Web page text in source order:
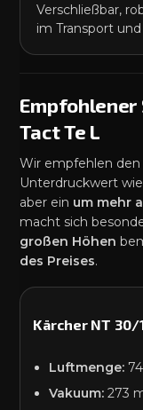
Verschließbar,
im Transport
Empfohlener
Tact Te L
Wir empfehlen den
Unterdruckwert
aber ein um mehr
macht sich
großen Höhen
des Preises.
Kärcher NT 30/
Luftmenge:
Vakuum: 273